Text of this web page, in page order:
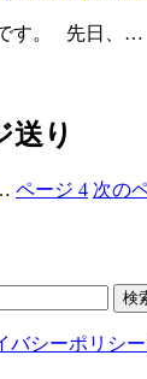
す。 先日、…
送り
ページ 4 次の
検
バシーポリシ